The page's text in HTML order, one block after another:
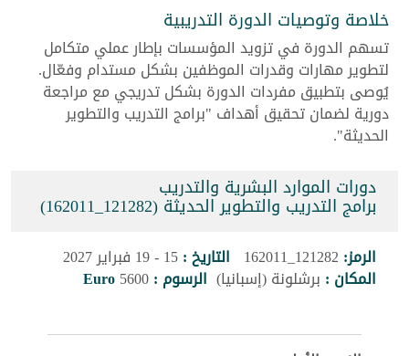
خلاصة وتوصيات الدورة التدريبية
تسهم الدورة في تزويد المؤسسات بإطار عملي متكامل
لتطوير مهارات وقدرات الموظفين بشكل مستدام وفعّال.
يُوصى بتطبيق مفردات الدورة بشكل تدريجي مع مراجعة
دورية لضمان تحقيق أهداف "برامج التدريب والتطوير
الحديثة".
دورات الموارد البشرية والتدريب
برامج التدريب والتطوير الحديثة (121282_162011)
الرمز: 121282_162011 التاريخ :15 - 19 فبراير 2027
المكان : برشلونة (إسبانيا) الرسوم :5600
Euro